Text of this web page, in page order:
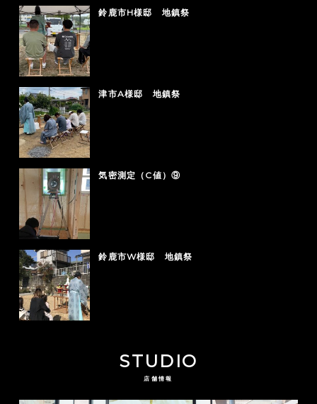
鈴鹿市H様邸 地鎮祭
津市A様邸 地鎮祭
気密測定（C値）⑨
鈴鹿市W様邸 地鎮祭
STUDIO
店舗情報